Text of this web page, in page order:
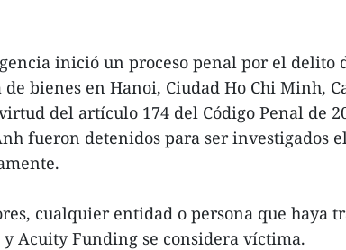
inició un proceso penal por el delito
bienes en Hanoi, Ciudad Ho Chi Minh,
del artículo 174 del Código Penal de
fueron detenidos para ser investigados
cualquier entidad o persona que haya
y Acuity Funding se considera víctima.